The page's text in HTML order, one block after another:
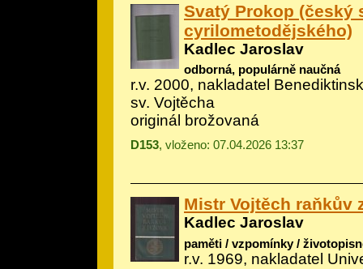
Svatý Prokop (český
cyrilometodějského)
Kadlec Jaroslav
odborná, populárně naučná
r.v. 2000, nakladatel
sv. Vojtěcha
originál brožovaná
D153, vloženo: 07.04.2026 13:37
Mistr Vojtěch raňkův
Kadlec Jaroslav
paměti / vzpomínky /
r.v. 1969, nakladatel